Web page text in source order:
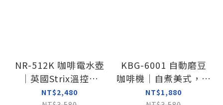
NR-512K 咖啡電水壺
｜英國Strix溫控器
304不鏽鋼
NT$2,480
KBG-6001 自動磨豆
咖啡機｜自煮美式，天
天省
NT$1,880